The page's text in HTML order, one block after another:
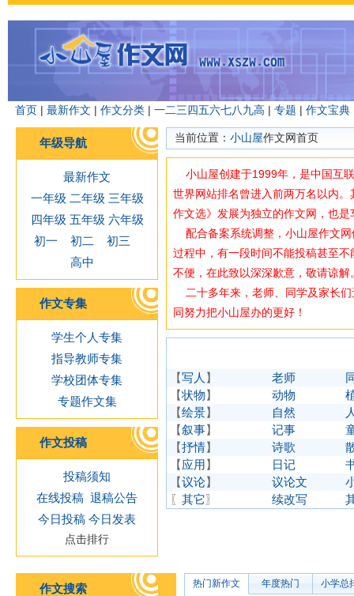
首页 | 最新作文 | 作文分类 | 一二三四五六七八九高 | 专题 | 作文宝典
年级导航
最新作文
一年级 二年级 三年级
四年级 五年级 六年级
初一
初二
初三
高中
作文专集
学生个人专集
指导教师专集
学校团体专集
专题作文集
作文投稿
投稿须知
在线投稿 退稿公告
今日投稿 今日发表
点击排行
当前位置： 小山屋作文网首页
小山屋创建于1999年，是中国互
世界网站排名曾进入前两万名以内
作文选》发展为独立的作文网，也
配合备案系统调整，小山屋作文网
过程中，有一段时间不能投稿甚至
不便，在此致以深深歉意，敬请谅解
二十多年来，老师、同学及家长们
同努力把小山屋办的更好！
【写人 】 老师
【状物】 动物
【绘景】 自然
【叙事】 记事
【抒情】 诗歌
【应用】 日记
【议论】 议论文
〖 其它〗 续改写
作文搜索 热门新作文 年度热门 小学总